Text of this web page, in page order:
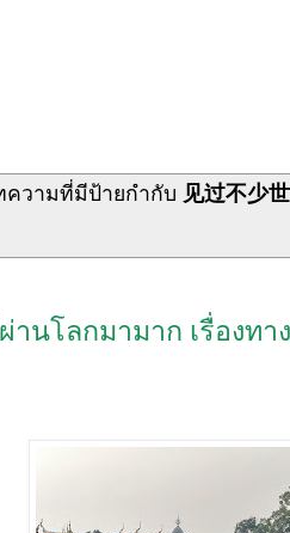
ความที่มีป้ายกำกับ 见过不少
านโลกมามาก เรื่องทา